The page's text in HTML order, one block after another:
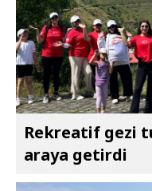
Rekreatif gezi
araya getirdi